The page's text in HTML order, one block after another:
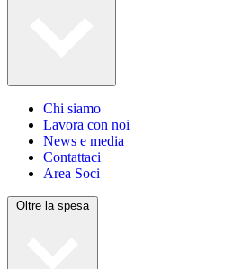
Chi siamo
Lavora con noi
News e media
Contattaci
Area Soci
Oltre la spesa